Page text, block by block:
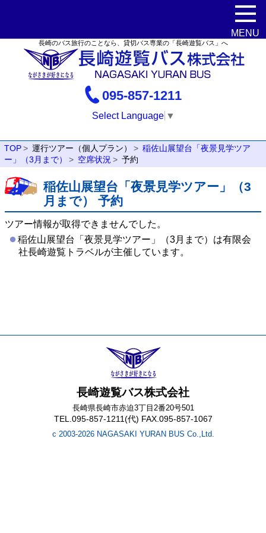
長崎のバス旅行のことなら、貸切バス専業の「長崎遊覧バス」へ
095-857-1211
Select Language ▼
TOP 運行ツアー（個人プラン）
稲佐山展望台「夜景見学ツア
ー」（3月まで）
空席状況 予約
稲佐山展望台「夜景見学ツアー」（3
月まで） 予約
ツアー情報が取得できませんでした。
稲佐山展望台「夜景見学ツアー」（3月まで）は有限会
社長崎遊覧トラベルが主催しています。
長崎遊覧バス株式会社
長崎県長崎市赤迫3丁目2番20号501
TEL.095-857-1211(代) FAX.095-857-1067
c 2003-2026 NAGASAKI YURAN BUS Co.,Ltd.